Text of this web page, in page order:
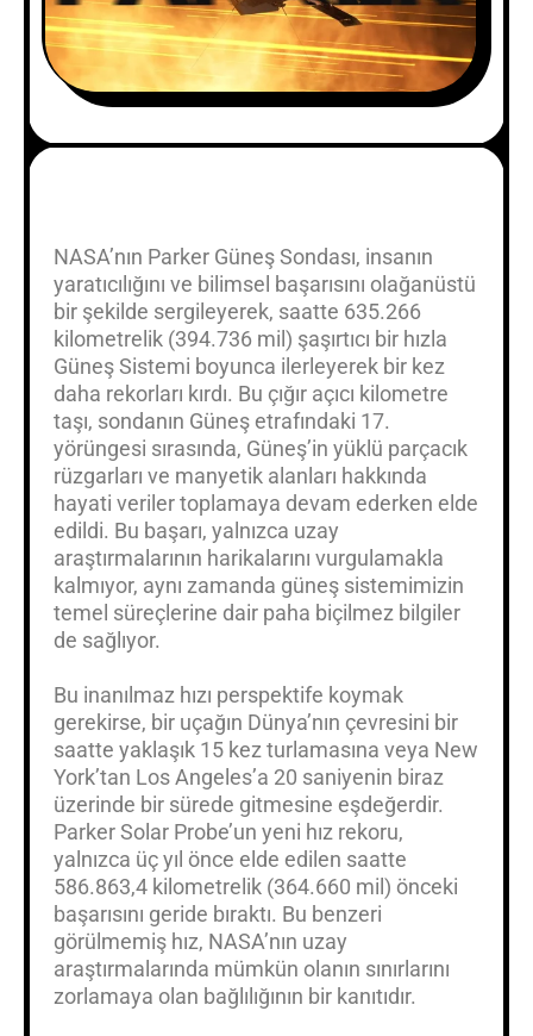
NASA’nın Parker Güneş Sondası, insanın
yaratıcılığını ve bilimsel başarısını olağanüstü
bir şekilde sergileyerek, saatte 635.266
kilometrelik (394.736 mil) şaşırtıcı bir hızla
Güneş Sistemi boyunca ilerleyerek bir kez
daha rekorları kırdı. Bu çığır açıcı kilometre
taşı, sondanın Güneş etrafındaki 17.
yörüngesi sırasında, Güneş’in yüklü parçacık
rüzgarları ve manyetik alanları hakkında
hayati veriler toplamaya devam ederken elde
edildi. Bu başarı, yalnızca uzay
araştırmalarının harikalarını vurgulamakla
kalmıyor, aynı zamanda güneş sistemimizin
temel süreçlerine dair paha biçilmez bilgiler
de sağlıyor.
Bu inanılmaz hızı perspektife koymak
gerekirse, bir uçağın Dünya’nın çevresini bir
saatte yaklaşık 15 kez turlamasına veya New
York’tan Los Angeles’a 20 saniyenin biraz
üzerinde bir sürede gitmesine eşdeğerdir.
Parker Solar Probe’un yeni hız rekoru,
yalnızca üç yıl önce elde edilen saatte
586.863,4 kilometrelik (364.660 mil) önceki
başarısını geride bıraktı. Bu benzeri
görülmemiş hız, NASA’nın uzay
araştırmalarında mümkün olanın sınırlarını
zorlamaya olan bağlılığının bir kanıtıdır.